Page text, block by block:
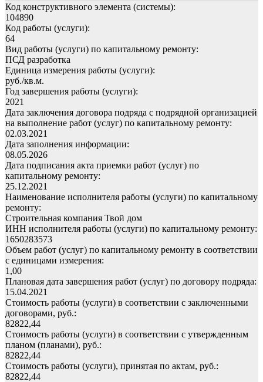
Код конструктивного элемента (системы):
104890
Код работы (услуги):
64
Вид работы (услуги) по капитальному ремонту:
ПСД разработка
Единица измерения работы (услуги):
руб./кв.м.
Год завершения работы (услуги):
2021
Дата заключения договора подряда с подрядной организацией
на выполнение работ (услуг) по капитальному ремонту:
02.03.2021
Дата заполнения информации:
08.05.2026
Дата подписания акта приемки работ (услуг) по
капитальному ремонту:
25.12.2021
Наименование исполнителя работы (услуги) по капитальному
ремонту:
Строительная компания Твой дом
ИНН исполнителя работы (услуги) по капитальному ремонту:
1650283573
Объем работ (услуг) по капитальному ремонту в соответствии
с единицами измерения:
1,00
Плановая дата завершения работ (услуг) по договору подряда:
15.04.2021
Стоимость работы (услуги) в соответствии с заключенными
договорами, руб.:
82822,44
Стоимость работы (услуги) в соответствии с утвержденным
планом (планами), руб.:
82822,44
Стоимость работы (услуги), принятая по актам, руб.:
82822,44